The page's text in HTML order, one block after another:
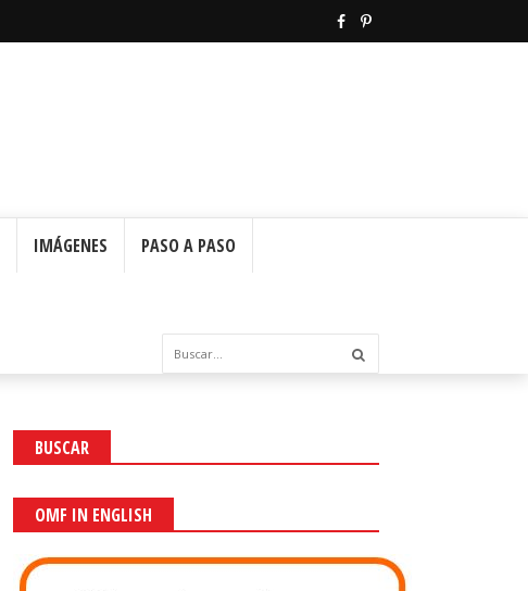
IMÁGENES PASO A PASO
BUSCAR
OMF IN ENGLISH